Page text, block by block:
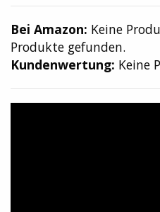
Bei Amazon: Keine
Produkte gefunden.
Kundenwertung: Keine